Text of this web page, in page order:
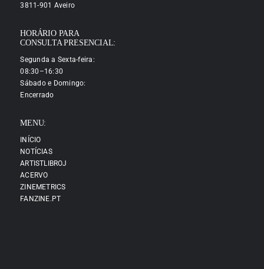
3811-901 Aveiro
HORÁRIO PARA
CONSULTA PRESENCIAL:
Segunda a Sexta-feira:
08:30–16:30
Sábado e Domingo:
Encerrado
MENU:
INÍCIO
NOTÍCIAS
ARTISTLIBROJ
ACERVO
ZINEMETRICS
FANZINE.PT